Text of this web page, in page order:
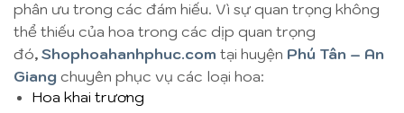
phân ưu trong các đám hiếu. Vì sự quan trọng không
thể thiếu của hoa trong các dịp quan trọng
đó, Shophoahanhphuc.com tại huyện Phú Tân – An
Giang chuyên phục vụ các loại hoa:
Hoa khai trương